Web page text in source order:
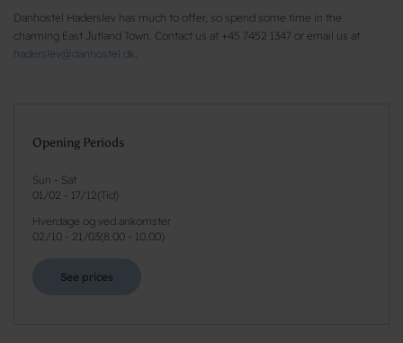
Danhostel Haderslev has much to offer, so spend some time in the
charming East Jutland Town. Contact us at +45 7452 1347 or email us at
haderslev@danhostel.dk
Opening Periods
Sun - Sat
01/02 - 17/12( Tid)
Hverdage og ved ankomster
02/10 - 21/03( 8.00 - 10.00)
See prices